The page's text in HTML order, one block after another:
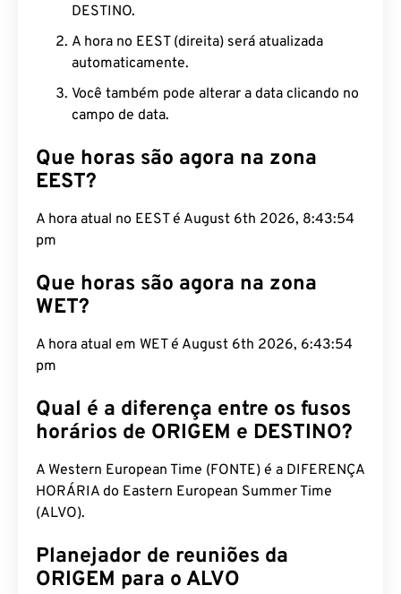
DESTINO.
A hora no EEST (direita) será atualizada
automaticamente.
Você também pode alterar a data clicando no
campo de data.
Que horas são agora na zona
EEST?
A hora atual no EEST é August 6th 2026, 8:43:55
pm
Que horas são agora na zona
WET?
A hora atual em WET é August 6th 2026, 6:43:55
pm
Qual é a diferença entre os fusos
horários de ORIGEM e DESTINO?
A Western European Time (FONTE) é a DIFERENÇA
HORÁRIA do Eastern European Summer Time
(ALVO).
Planejador de reuniões da
ORIGEM para o ALVO